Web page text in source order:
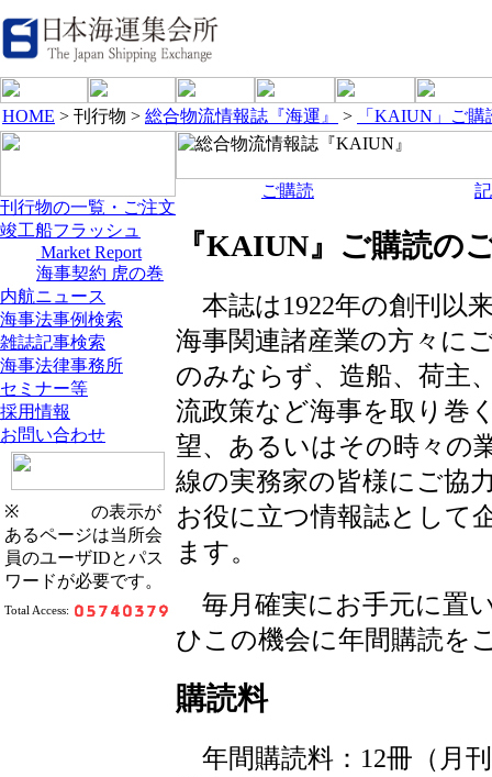
HOME > 刊行物 > 総合物流情報誌『海運』 > 「KAIUN」ご
刊行物の一覧・ご注文
竣工船フラッシュ
Market Report
海事契約 虎の巻
内航ニュース
海事法事例検索
雑誌記事検索
海事法律事務所
セミナー等
採用情報
お問い合わせ
※
の表示が
あるページは当所会
員のユーザIDとパス
ワードが必要です。
Total Access:
ご購読
『KAIUN』ご購読の
本誌は1922年の創刊以
海事関連諸産業の方々に
のみならず、造船、荷主
流政策など海事を取り巻
望、あるいはその時々の
線の実務家の皆様にご協
お役に立つ情報誌として
ます。
毎月確実にお手元に置
ひこの機会に年間購読を
購読料
年間購読料：12冊（月